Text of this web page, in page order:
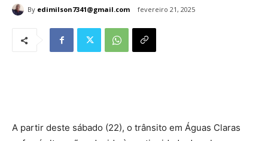
By edimilson7341@gmail.com fevereiro 21, 2025
A partir deste sábado (22), o trânsito em Águas Claras